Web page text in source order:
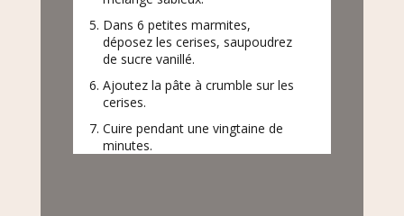
Dans 6 petites marmites,
déposez les cerises, saupoudrez
de sucre vanillé.
Ajoutez la pâte à crumble sur les
cerises.
Cuire pendant une vingtaine de
minutes.